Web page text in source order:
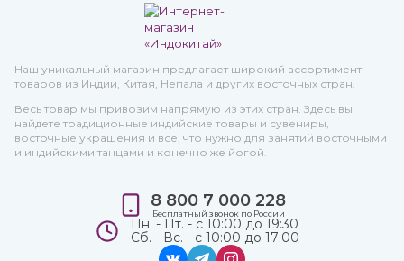
Наш уникальный магазин предлагает широкий ассортимент
товаров из Индии, Китая, Непала и других восточных стран.
Весь товар мы привозим напрямую из этих стран. Здесь вы
найдете традиционные индийские товары и сувениры,
восточные украшения и все, что нужно для занятий восточными
и индийскими танцами и конечно же йогой.
8 800 7 000 228
Бесплатный звонок по России
Пн. - Пт. - с 10:00 до 19:30
Сб. - Вс. - с 10:00 до 17:00